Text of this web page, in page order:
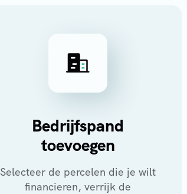
Bedrijfspand
toevoegen
Selecteer de percelen die je wilt
financieren, verrijk de